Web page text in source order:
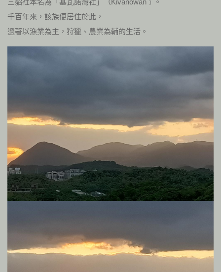
千百年來，該族便居住於此，
過著以漁業為主，狩獵、農業為輔的生活。